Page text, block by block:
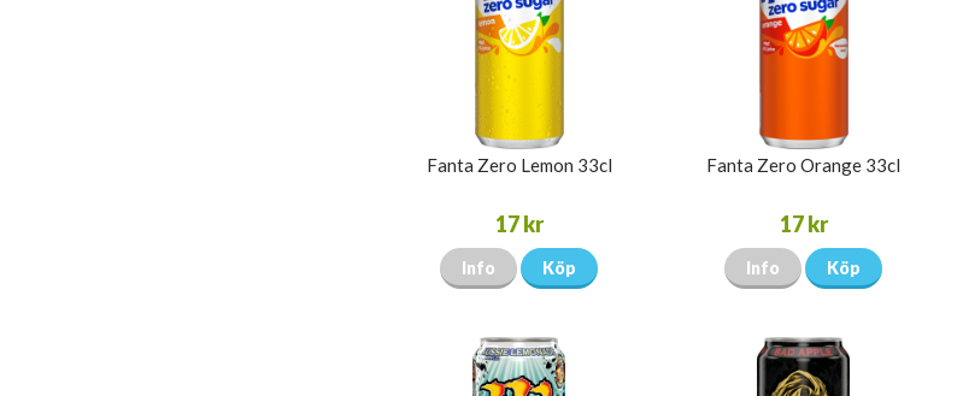
Fanta Zero Lemon 33cl
17 kr
Info Köp
Fanta Zero Orange 33cl
17 kr
Info Köp